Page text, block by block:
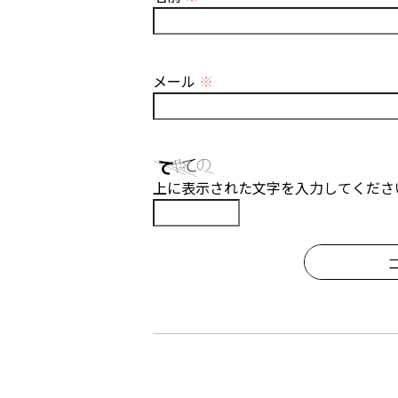
メール ※
上に表示された文字を入力してくださ